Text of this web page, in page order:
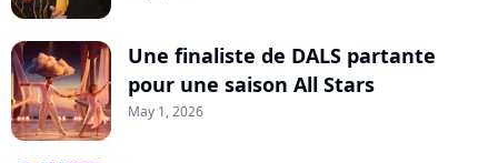
Une finaliste de DALS partante
pour une saison All Stars
May 1, 2026